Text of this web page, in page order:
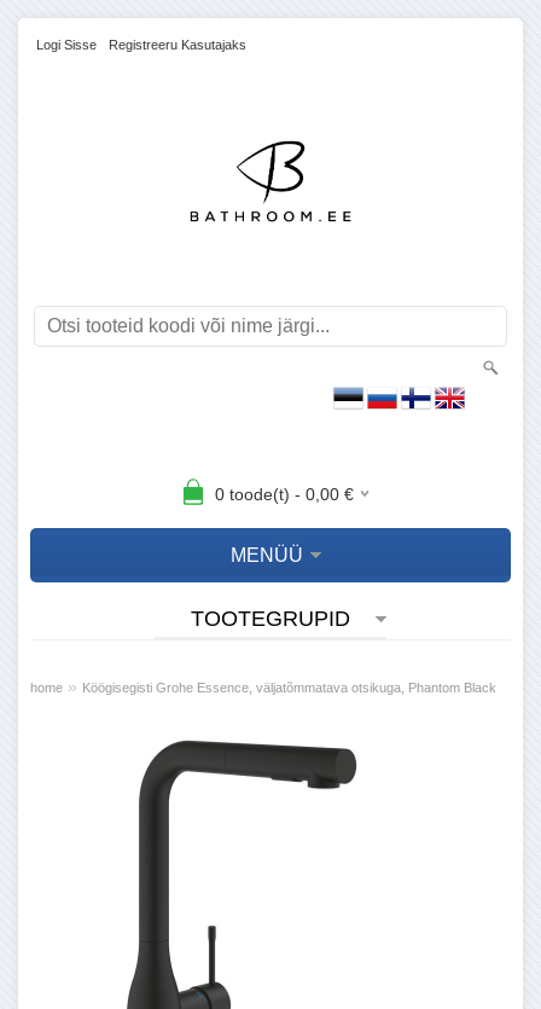
Logi Sisse Registreeru Kasutajaks
0toode(t) - 0,00€
MENÜÜ
TOOTEGRUPID
home » Köögisegisti Grohe Essence, väljatõmmatava otsikuga, Phantom Black